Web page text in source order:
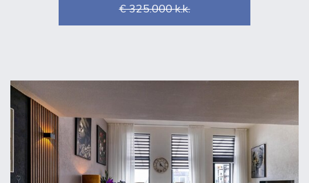
€ 325.000k.k.